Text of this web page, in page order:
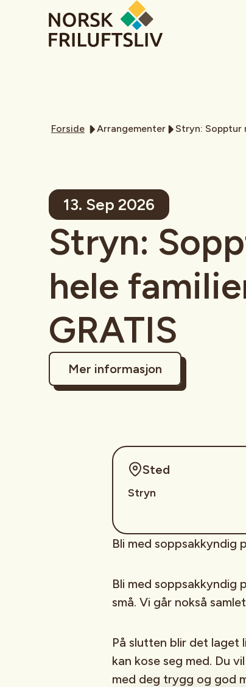
Forside Arrangementer Stryn: Sopptur
13. Sep 2026
Stryn:
hele
GRATIS
Mer informasjon
Sted
Stryn
Bli med soppsakkyndig
Bli med
små. Vi går nokså
På slutten blir det laget
kan kose seg med. Du
med deg trygg og god